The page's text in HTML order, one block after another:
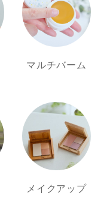
マルチバーム
メイクアップ